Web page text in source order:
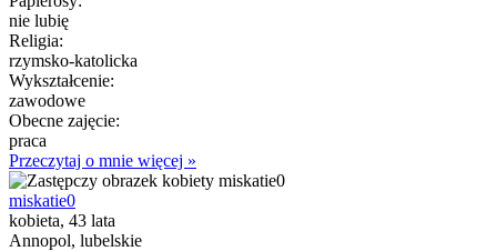
nie lubię
Religia:
rzymsko-katolicka
Wykształcenie:
zawodowe
Obecne zajęcie:
praca
Przeczytaj o mnie więcej »
miskatie0
kobieta, 43 lata
Annopol, lubelskie